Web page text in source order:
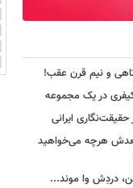
و نیم قرن عقب!
در یک مجموعه
حقیقت‌نگاری ایرانی
هرچه می‌خواهید
دردِش وا موند...